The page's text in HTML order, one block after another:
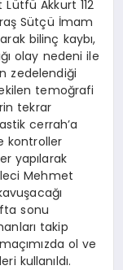
Akkurt 112
Sütçü İmam
bilinç kaybı,
olay nedeni ile
zedelendiği
temoğrafi
tekrar
cerrah’a
kontroller
yapılarak
Mehmet
sonu
takip
ol ve
kullanıldı.